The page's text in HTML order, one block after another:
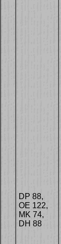
DP 88,
OE 122,
MK 74,
DH 88